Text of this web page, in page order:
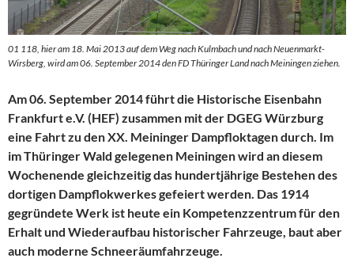
01 118, hier am 18. Mai 2013 auf dem Weg nach Kulmbach und nach Neuenmarkt-
Wirsberg, wird am 06. September 2014 den FD Thüringer Land nach Meiningen ziehen.
Am 06. September 2014 führt die Historische Eisenbahn
Frankfurt e.V. (HEF) zusammen mit der DGEG Würzburg
eine Fahrt zu den XX. Meininger Dampfloktagen durch. Im
im Thüringer Wald gelegenen Meiningen wird an diesem
Wochenende gleichzeitig das hundertjährige Bestehen des
dortigen Dampflokwerkes gefeiert werden. Das 1914
gegründete Werk ist heute ein Kompetenzzentrum für den
Erhalt und Wiederaufbau historischer Fahrzeuge, baut aber
auch moderne Schneeräumfahrzeuge.